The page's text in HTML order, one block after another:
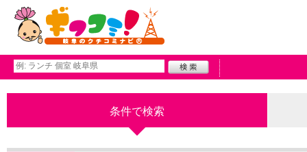
条件で検索